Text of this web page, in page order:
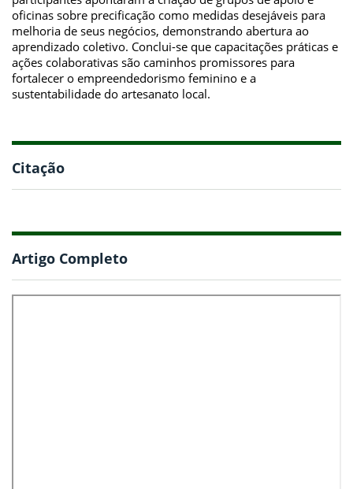
oficinas sobre precificação como medidas desejáveis para
melhoria de seus negócios, demonstrando abertura ao
aprendizado coletivo. Conclui-se que capacitações práticas e
ações colaborativas são caminhos promissores para
fortalecer o empreendedorismo feminino e a
sustentabilidade do artesanato local.
Citação
Artigo Completo